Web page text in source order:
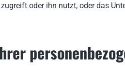
oder ihn nutzt, oder das